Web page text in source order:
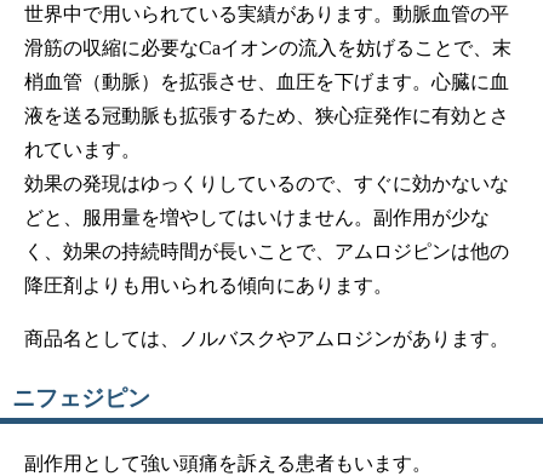
世界中で用いられている実績があります。動脈血管の平
滑筋の収縮に必要なCaイオンの流入を妨げることで、末
梢血管（動脈）を拡張させ、血圧を下げます。心臓に血
液を送る冠動脈も拡張するため、狭心症発作に有効とさ
れています。
効果の発現はゆっくりしているので、すぐに効かないな
どと、服用量を増やしてはいけません。副作用が少な
く、効果の持続時間が長いことで、アムロジピンは他の
降圧剤よりも用いられる傾向にあります。
商品名としては、ノルバスクやアムロジンがあります。
ニフェジピン
副作用として強い頭痛を訴える患者もいます。